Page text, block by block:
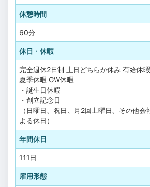
休憩時間
60分
休日・休暇
完全週休2日制 土日どちらか休み 有給休暇
夏季休暇 GW休暇
・誕生日休暇
・創立記念日
（日曜日、祝日、月2回土曜日、その他会
よる休日）
年間休日
111日
雇用形態